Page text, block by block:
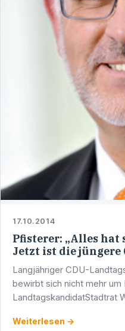
17.10.2014
Pfisterer: „Alles hat
Jetzt ist die jüngere
Langjähriger CDU-
bewirbt sich nicht mehr um
LandtagskandidatStadtrat
als …
Weiterlesen →